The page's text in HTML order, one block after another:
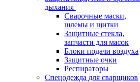
дыхания
Сварочные маски,
шлемы и щитки
Защитные стекла,
запчасти для масок
Блоки подачи воздуха
Защитные очки
Респираторы
Спецодежда для сварщиков